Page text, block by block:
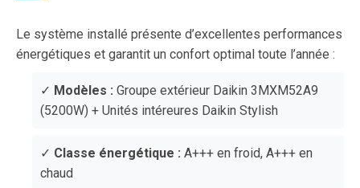
Le système installé présente d’excellentes performances
énergétiques et garantit un confort optimal toute l’année :
✓ Modèles : Groupe extérieur Daikin 3MXM52A9
(5200W) + Unités intéreures Daikin Stylish
✓ Classe énergétique : A+++ en froid, A+++ en
chaud